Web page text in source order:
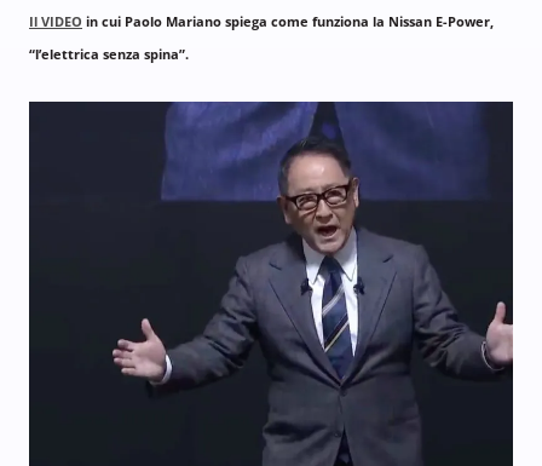
Il VIDEO in cui Paolo Mariano spiega come funziona la Nissan E-Power,
“l’elettrica senza spina”.